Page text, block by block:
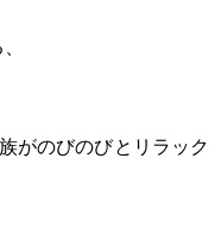
がのびのびとリラック